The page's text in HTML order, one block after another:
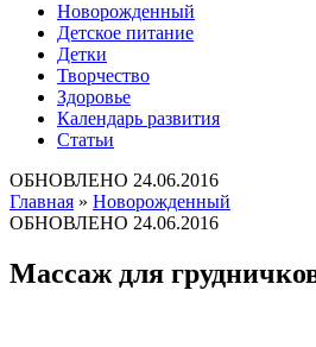
Новорожденный
Детское питание
Детки
Творчество
Здоровье
Календарь развития
Статьи
ОБНОВЛЕНО 24.06.2016
Главная » Новорожденный
ОБНОВЛЕНО 24.06.2016
Массаж для